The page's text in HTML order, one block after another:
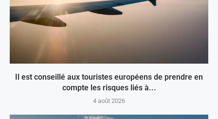
Il est conseillé aux touristes européens de prendre en
compte les risques liés à...
4 août 2026